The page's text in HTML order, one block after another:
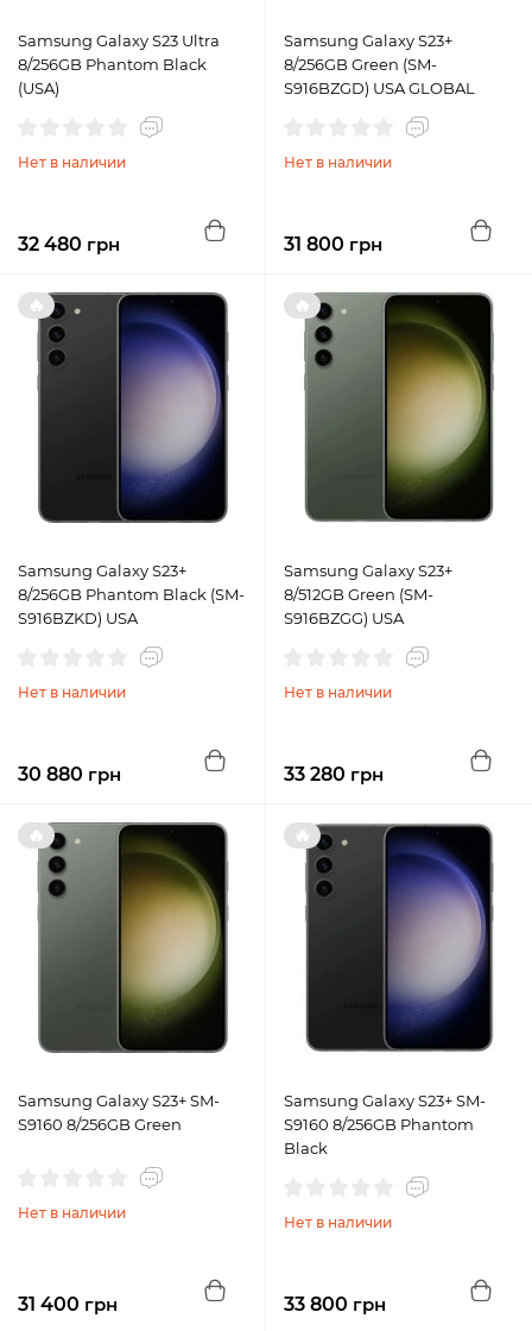
Samsung Galaxy S23 Ultra
8/256GB Phantom Black
(USA)
Нет в наличии
32 480 грн
Samsung Galaxy S23+
8/256GB Green (SM-
S916BZGD) USA GLOBAL
Нет в наличии
31 800 грн
🔥
Samsung Galaxy S23+
8/256GB Phantom Black (SM-
S916BZKD) USA
Нет в наличии
30 880 грн
🔥
Samsung Galaxy S23+
8/512GB Green (SM-
S916BZGG) USA
Нет в наличии
33 280 грн
🔥
Samsung Galaxy S23+ SM-
S9160 8/256GB Green
Нет в наличии
31 400 грн
🔥
Samsung Galaxy S23+ SM-
S9160 8/256GB Phantom
Black
Нет в наличии
33 800 грн